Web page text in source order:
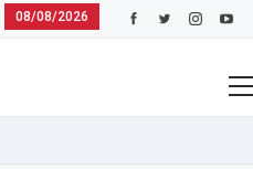
08/08/2026